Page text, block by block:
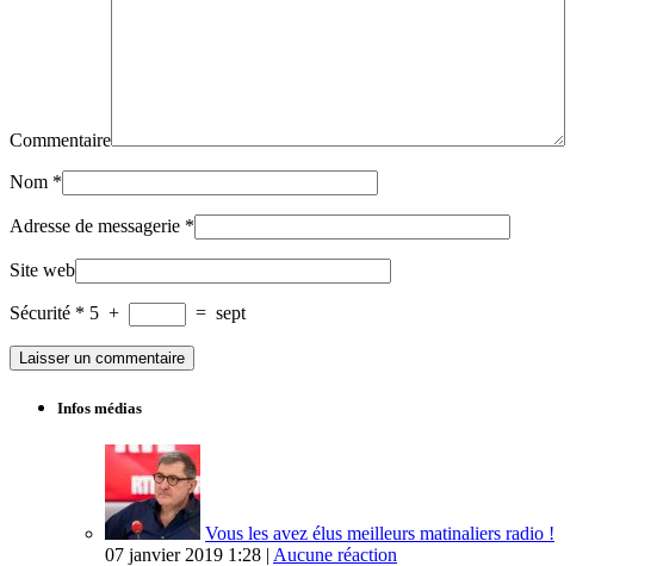
Commentaire
Nom *
Adresse de messagerie *
Site web
Sécurité * 5 + = sept
Infos médias
Vous les avez élus meilleurs matinaliers radio !
07 janvier 2019 1:28 | Aucune réaction